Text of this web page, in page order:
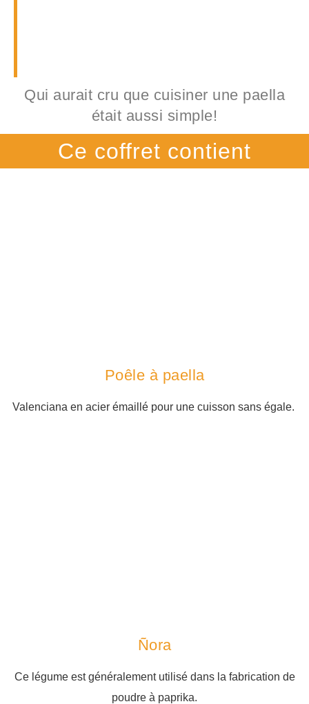
Qui aurait cru que cuisiner une paella
était aussi simple!
Ce coffret contient
Poêle à paella
Valenciana en acier émaillé​ pour une cuisson sans égale. ​
Ñora
Ce légume est généralement utilisé dans la fabrication de
poudre à paprika.